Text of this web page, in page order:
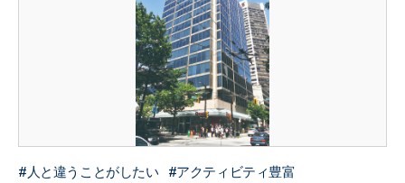
人と違うことがしたい アクティビティ豊富